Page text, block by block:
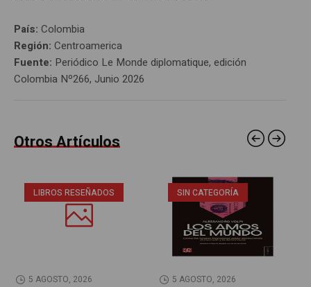
País: Colombia
Región: Centroamerica
Fuente: Periódico Le Monde diplomatique, edición
Colombia Nº266, Junio 2026
Otros Artículos
LIBROS RESEÑADOS
5 AGOSTO, 2026
SIN CATEGORÍA
5 AGOSTO, 2026